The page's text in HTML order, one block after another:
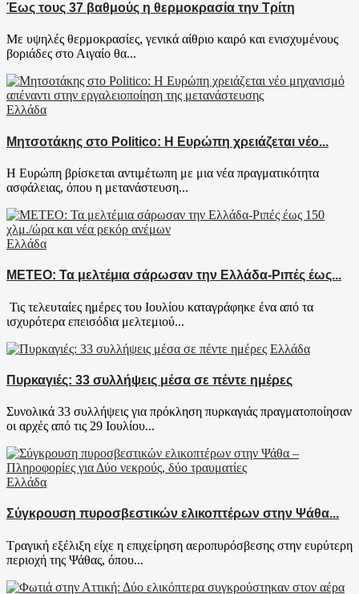
Έως τους 37 βαθμούς η θερμοκρασία την Τρίτη
Με υψηλές θερμοκρασίες, γενικά αίθριο καιρό και ενισχυμένους
βοριάδες στο Αιγαίο θα...
Ελλάδα
Μητσοτάκης στο Politico: Η Ευρώπη χρειάζεται νέο...
Η Ευρώπη βρίσκεται αντιμέτωπη με μια νέα πραγματικότητα
ασφάλειας, όπου η μετανάστευση...
Ελλάδα
ΜΕΤΕΟ: Τα μελτέμια σάρωσαν την Ελλάδα-Ριπές έως...
Τις τελευταίες ημέρες του Ιουλίου καταγράφηκε ένα από τα
ισχυρότερα επεισόδια μελτεμιού...
Ελλάδα
Πυρκαγιές: 33 συλλήψεις μέσα σε πέντε ημέρες
Συνολικά 33 συλλήψεις για πρόκληση πυρκαγιάς πραγματοποίησαν
οι αρχές από τις 29 Ιουλίου...
Ελλάδα
Σύγκρουση πυροσβεστικών ελικοπτέρων στην Ψάθα...
Τραγική εξέλιξη είχε η επιχείρηση αεροπυρόσβεσης στην ευρύτερη
περιοχή της Ψάθας, όπου...